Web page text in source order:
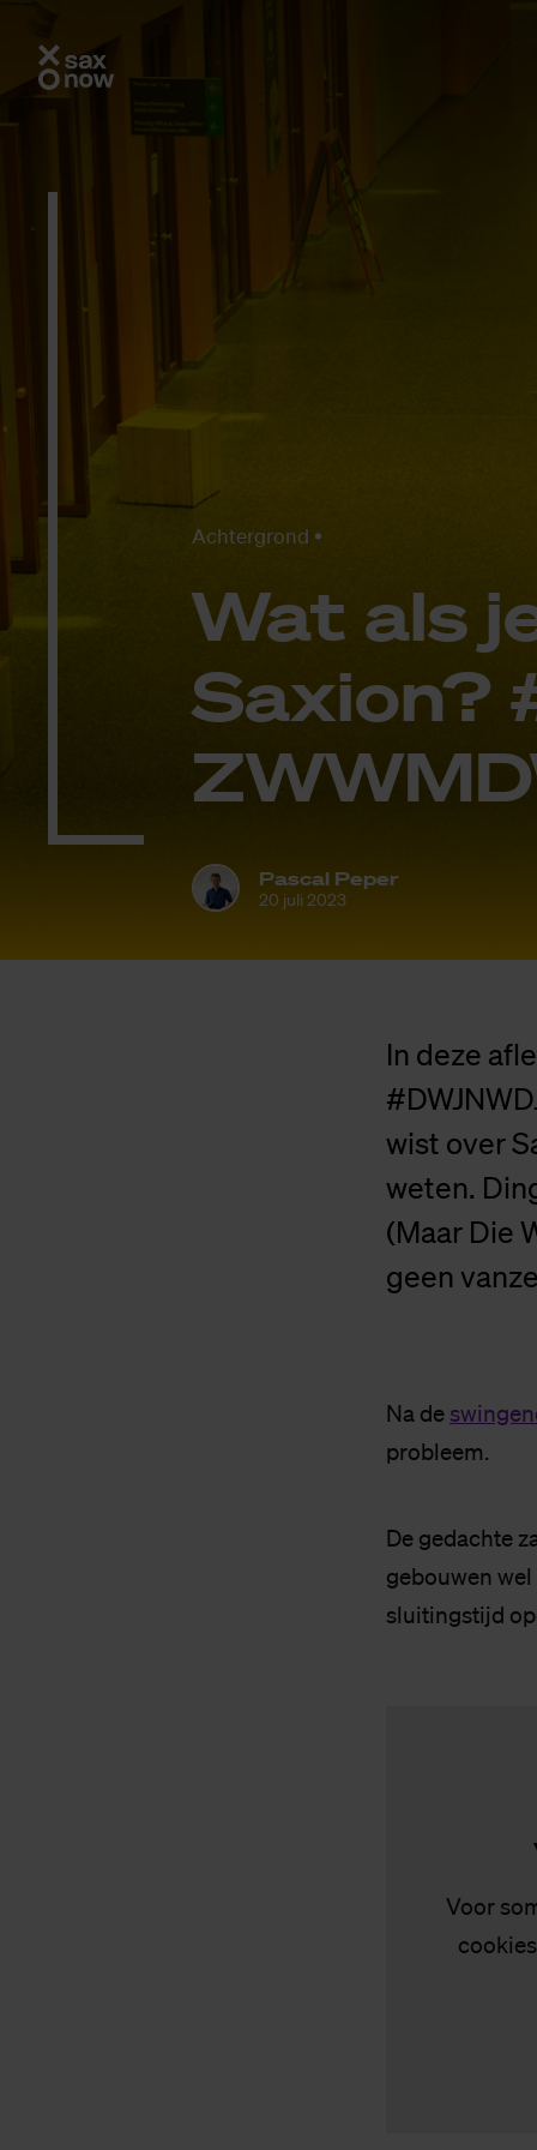
Achtergrond
Wat als
Saxi­on?
Pascal Peper
20 juli 2023
In deze
wist over
weten.
(Maar Die
geen
Na de
probleem.
De gedachte
gebouwen
sluitingstijd
Voor